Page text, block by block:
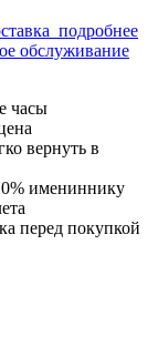
подробнее
обслуживание
часы
вернуть в
имениннику
перед покупкой